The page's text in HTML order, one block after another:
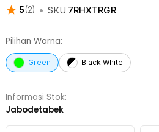
5(2) • SKU 7RHXTRGR
Pilihan Warna:
Green Black White
Informasi Stok:
Jabodetabek